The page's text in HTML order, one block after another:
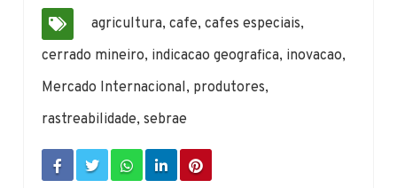
agricultura,cafe,cafes especiais,
cerrado mineiro, indicacao geografica, inovacao,
Mercado Internacional, produtores,
rastreabilidade,sebrae